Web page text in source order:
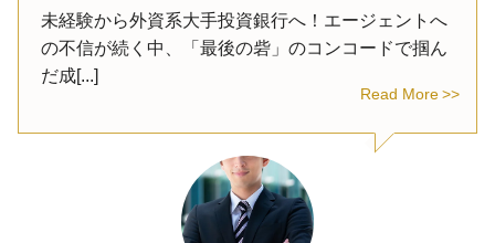
未経験から外資系大手投資銀行へ！エージェントへ
の不信が続く中、「最後の砦」のコンコードで掴ん
だ成[...]
Read More